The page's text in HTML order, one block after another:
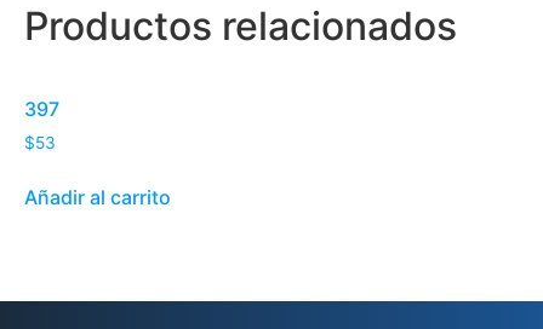
Productos relacionados
397
$53
Añadir al carrito